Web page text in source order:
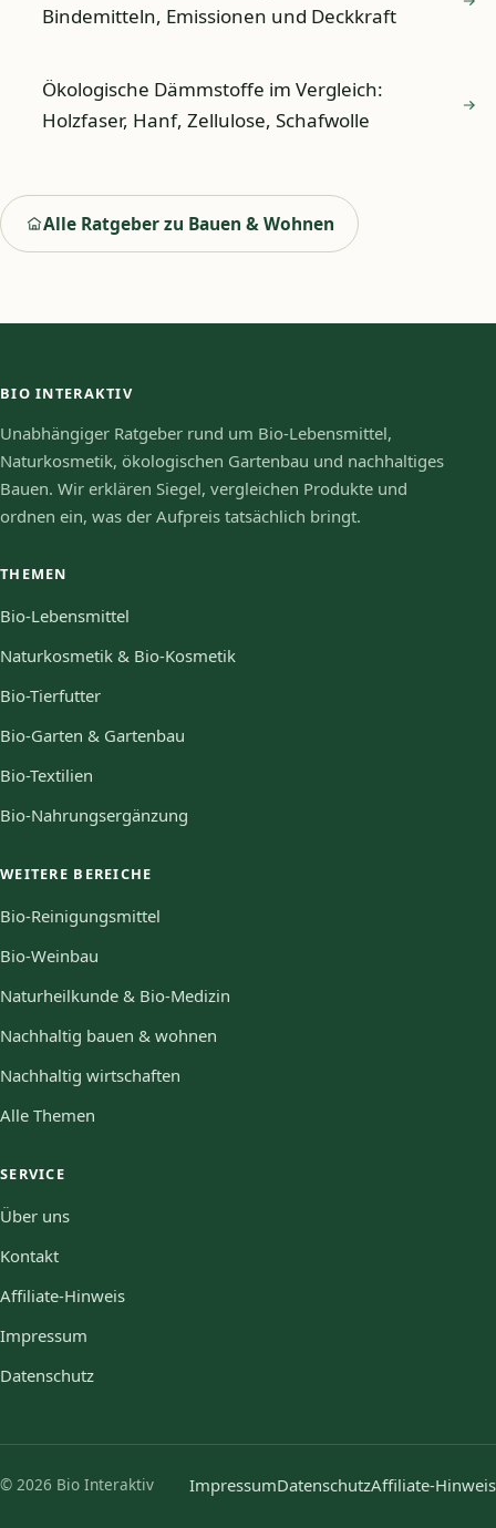
Bindemitteln, Emissionen und Deckkraft
Ökologische Dämmstoffe im Vergleich:
Holzfaser, Hanf, Zellulose, Schafwolle
Alle Ratgeber zu Bauen & Wohnen
BIO INTERAKTIV
Unabhängiger Ratgeber rund um Bio-Lebensmittel,
Naturkosmetik, ökologischen Gartenbau und nachhaltiges
Bauen. Wir erklären Siegel, vergleichen Produkte und
ordnen ein, was der Aufpreis tatsächlich bringt.
THEMEN
Bio-Lebensmittel
Naturkosmetik & Bio-Kosmetik
Bio-Tierfutter
Bio-Garten & Gartenbau
Bio-Textilien
Bio-Nahrungsergänzung
WEITERE BEREICHE
Bio-Reinigungsmittel
Bio-Weinbau
Naturheilkunde & Bio-Medizin
Nachhaltig bauen & wohnen
Nachhaltig wirtschaften
Alle Themen
SERVICE
Über uns
Kontakt
Affiliate-Hinweis
Impressum
Datenschutz
© 2026 Bio Interaktiv ImpressumDatenschutzAffiliate-Hinweis